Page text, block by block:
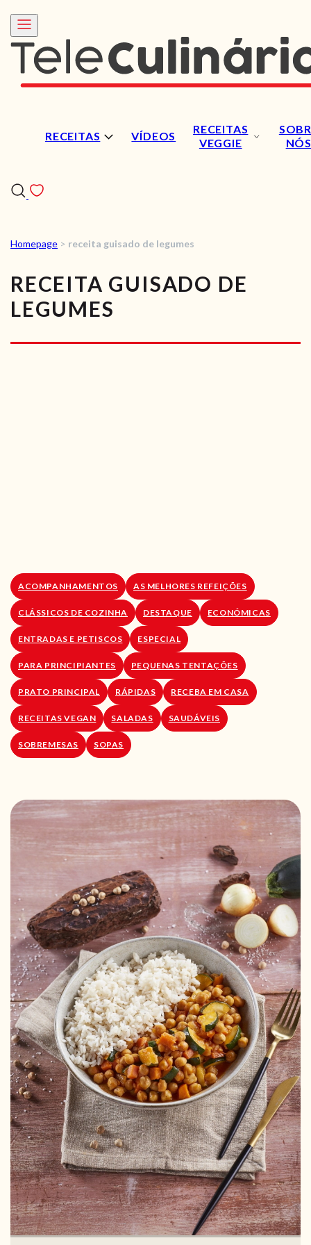
RECEITAS VÍDEOS
RECEITAS
VEGGIE
NÓS
RECEITAS
VÍDEOS
Homepage > receita guisado de legumes
RECEITA GUISADO DE
LEGUMES
ACOMPANHAMENTOS AS MELHORES REFEIÇÕES
CLÁSSICOS DE COZINHA DESTAQUE ECONÓMICAS
ENTRADAS E PETISCOS ESPECIAL
PARA PRINCIPIANTES PEQUENAS TENTAÇÕES
PRATO PRINCIPAL RÁPIDAS RECEBA EM CASA
RECEITAS VEGAN SALADAS SAUDÁVEIS
SOBREMESAS SOPAS